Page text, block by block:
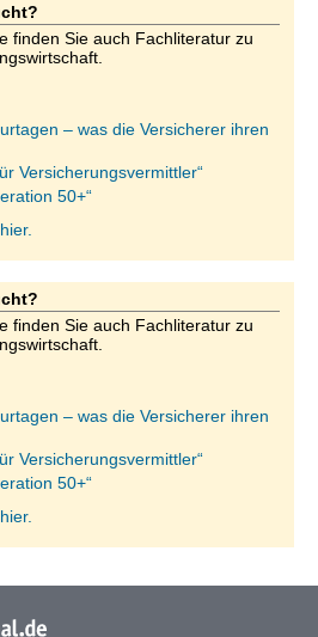
finden Sie auch Fachliteratur zu
– was die Versicherer ihren
Versicherungsvermittler“
50+“
hier.
finden Sie auch Fachliteratur zu
– was die Versicherer ihren
Versicherungsvermittler“
50+“
hier.